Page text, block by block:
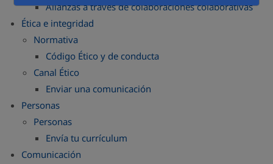
Alianzas a través de colaboraciones colaborativas
Ética e integridad
Normativa
Código Ético y de conducta
Canal Ético
Enviar una comunicación
Personas
Personas
Envía tu currículum
Comunicación